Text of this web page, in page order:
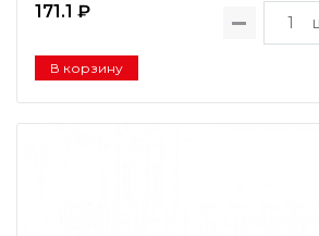
171.1 ₽
В корзину